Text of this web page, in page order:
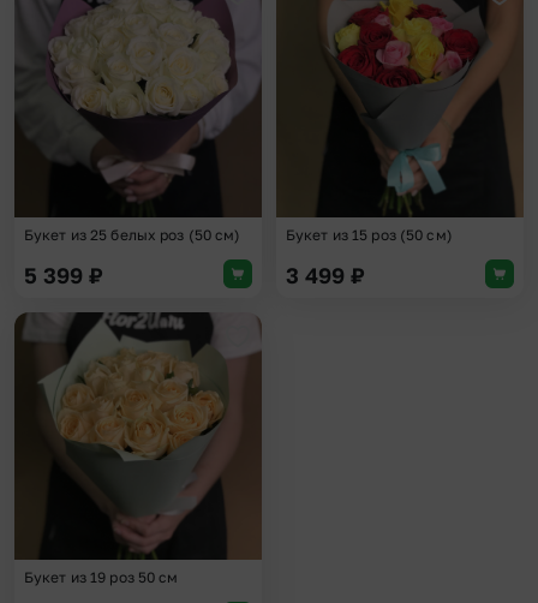
Добавить в избранное
Букет из 25 белых роз (50 см)
5 399 ₽
Букет из 15 роз (50 см)
3 499 ₽
Добавить в избранное
Букет из 19 роз 50 см